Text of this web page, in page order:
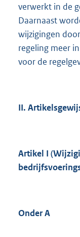
verwerkt in de
Daarnaast
wijzigingen
regeling meer
voor de
II.
Artikel I
Onder A